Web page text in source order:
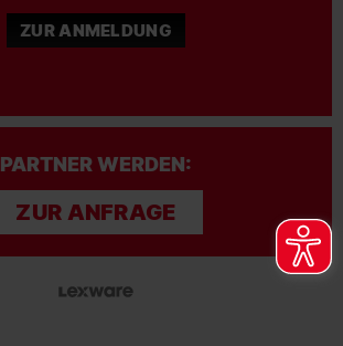
ZUR ANMELDUNG
PARTNER WERDEN:
ZUR ANFRAGE